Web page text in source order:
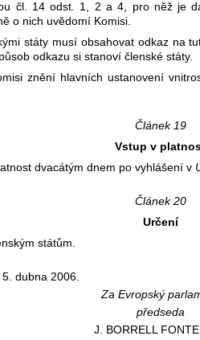
čl. 14 odst. 1, 2 a 4, pro něž je
o nich uvědomí Komisi.
státy musí obsahovat odkaz na
odkazu si stanoví členské státy.
znění hlavních ustanovení
Článek 19
Vstup v
dvacátým dnem po vyhlášení v
Článek 20
Určení
státům.
dubna 2006.
Za Evropský
předseda
J. BORRELL